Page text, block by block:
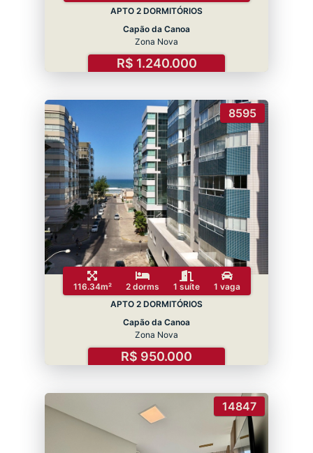
APTO 2 DORMITÓRIOS
Capão da Canoa
Zona Nova
R$ 1.240.000
8595
116.34m² 2 dorms 1 suíte
1 vaga
APTO 2 DORMITÓRIOS
Capão da Canoa
Zona Nova
R$ 950.000
14847